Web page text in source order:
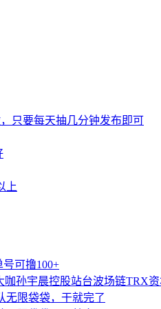
只要每天抽几分钟发布即可
上
可撸100+
孙宇晨控股站台波场链TRX
无限袋袋，干就完了